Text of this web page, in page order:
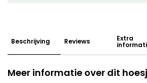
Beschrijving Reviews Extra
Meer informatie over dit